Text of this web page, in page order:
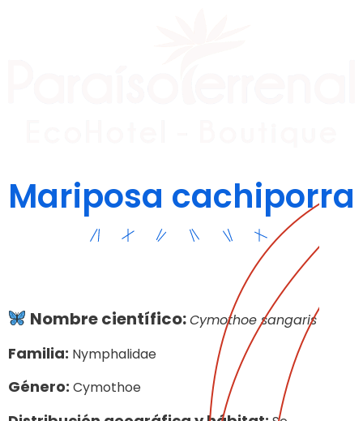
Mariposa cachiporra
Nombre científico:Cymothoe sangaris
Familia: Nymphalidae
Género: Cymothoe